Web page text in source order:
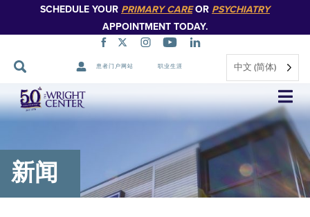
SCHEDULE YOUR PRIMARY CAREOR PSYCHIATRY
APPOINTMENT TODAY.
患者门户网站 职业生涯 中文 (简体)
跳
过
导
新闻